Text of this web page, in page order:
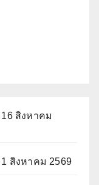
สิงหาคม
สิงหาคม 2569